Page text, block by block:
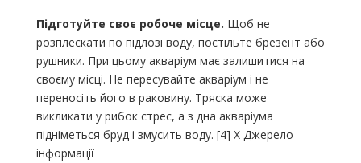
Підготуйте своє робоче місце. Щоб не
розплескати по підлозі воду, постільте брезент або
рушники. При цьому акваріум має залишитися на
своєму місці. Не пересувайте акваріум і не
переносіть його в раковину. Тряска може
викликати у рибок стрес, а з дна акваріума
підніметься бруд і змусить воду. [4] X Джерело
інформації